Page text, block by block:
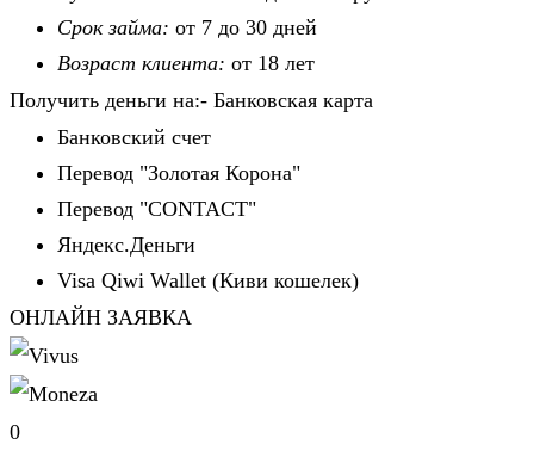
Срок займа: от 7 до 30 дней
Возраст клиента: от 18 лет
Получить деньги на:- Банковская карта
Банковский счет
Перевод "Золотая Корона"
Перевод "CONTACT"
Яндекс.Деньги
Visa Qiwi Wallet (Киви кошелек)
ОНЛАЙН ЗАЯВКА
0